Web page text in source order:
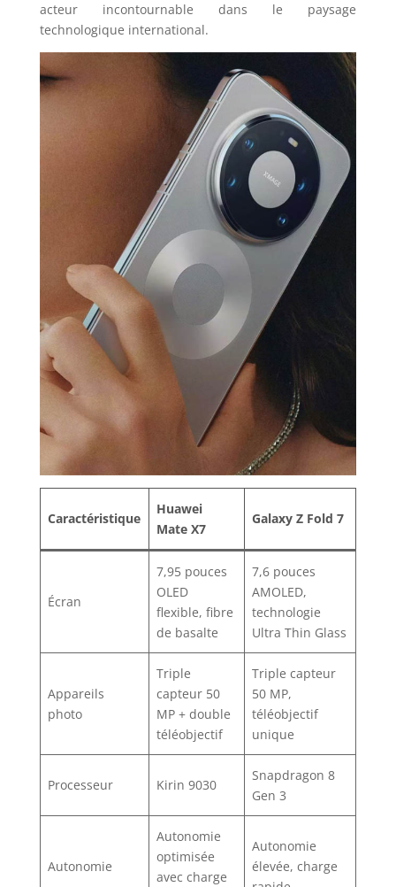
acteur incontournable dans le paysage
technologique international.
Caractéristique
Huawei
Mate X7
Galaxy Z Fold 7
Écran
7,95 pouces
OLED
flexible, fibre
de basalte
7,6 pouces
AMOLED,
technologie
Ultra Thin Glass
Appareils
photo
Triple
capteur 50
MP + double
téléobjectif
Triple capteur
50 MP,
téléobjectif
unique
Processeur Kirin 9030
Snapdragon 8
Gen 3
Autonomie
Autonomie
optimisée
avec charge
Autonomie
élevée, charge